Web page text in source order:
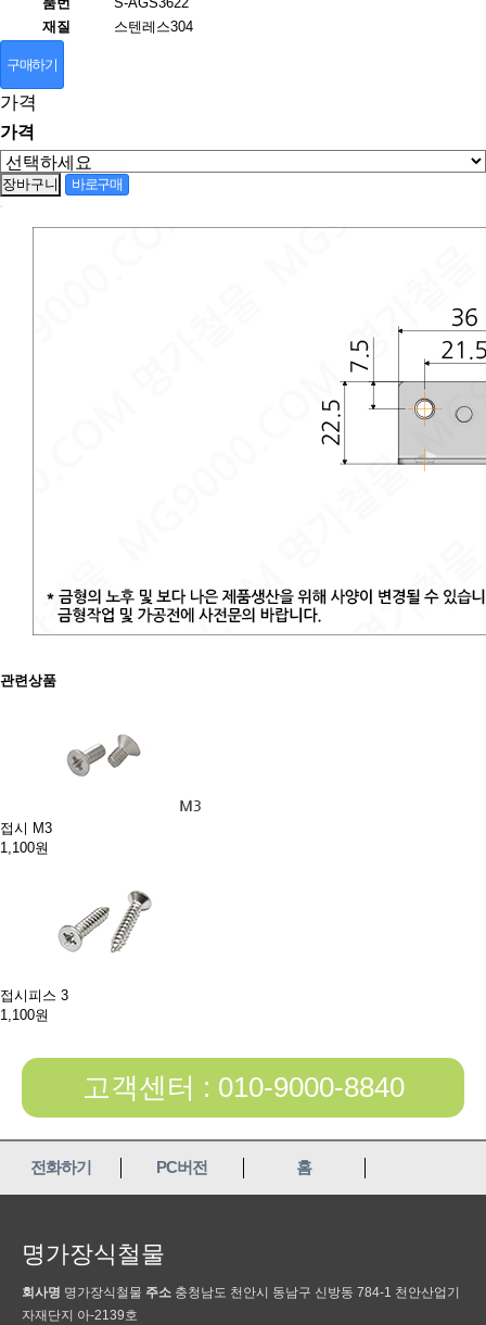
재질
스텐레스304
구매하기
가격
가격
관련상품
접시 M3
1,100원
접시피스 3
1,100원
고객센터 : 010-9000-8840
전화하기 PC버전 홈
명가장식철물
회사명 명가장식철물 주소 충청남도 천안시 동남구 신방동 784-1 천안산업기
자재단지 아-2139호